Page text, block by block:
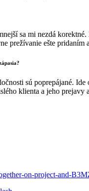
sa mi nezdá
prežívanie ešte pridaním
sú poprepájané.
klienta a jeho prejavy